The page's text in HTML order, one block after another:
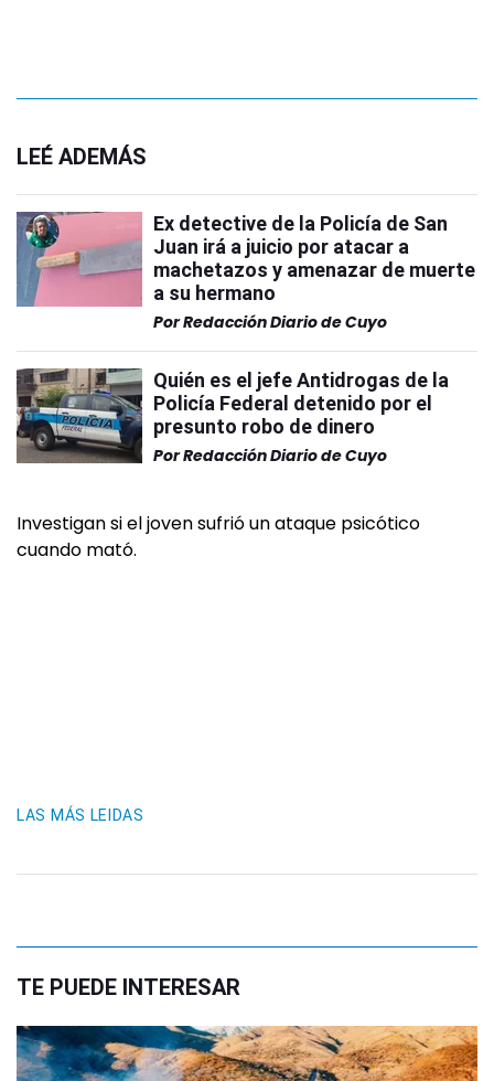
LEÉ ADEMÁS
Ex detective de la Policía de San
Juan irá a juicio por atacar a
machetazos y amenazar de muerte
a su hermano
PorRedacción Diario de Cuyo
Quién es el jefe Antidrogas de la
Policía Federal detenido por el
presunto robo de dinero
PorRedacción Diario de Cuyo
Investigan si el joven sufrió un ataque psicótico
cuando mató.
LAS MÁS LEIDAS
TE PUEDE INTERESAR